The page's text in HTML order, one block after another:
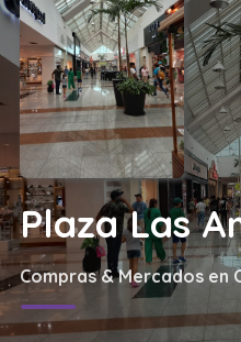
Plaza Las
Compras & Mercados en